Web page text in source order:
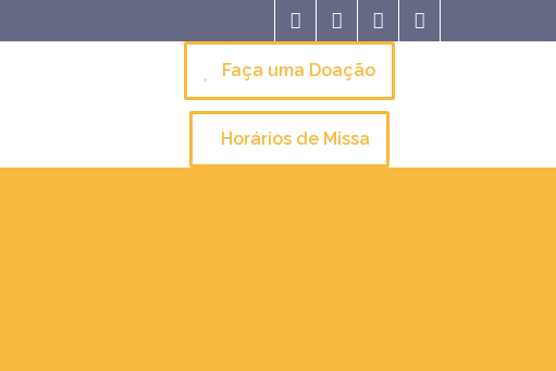
Faça uma Doação
Horários de Missa